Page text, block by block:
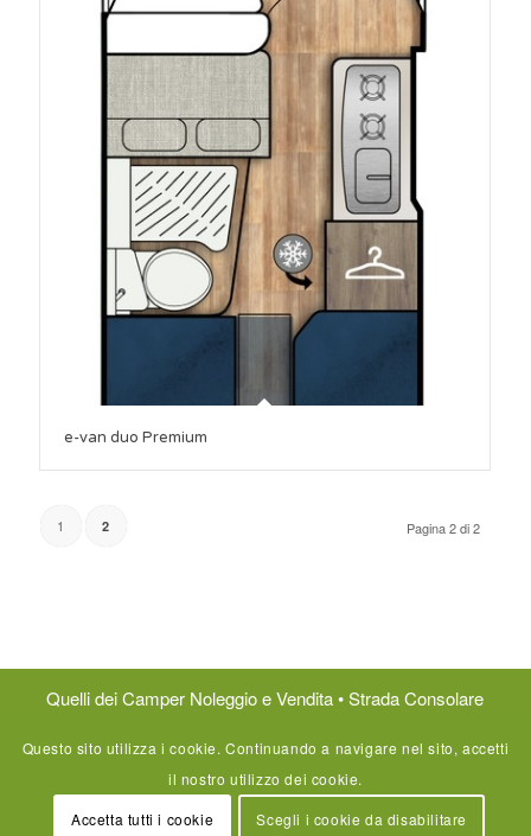
e-van duo Premium
Pagina 2 di 2
1 2
Quelli dei Camper Noleggio e Vendita • Strada Consolare
tel/fax+39 0541 751111–info@quellideicamper.it
P.IVA 02435860404 – Cod.Fisc. RBBMSM71L31H294W –Privacy Policy–
Web Agency
Questo sito utilizza i cookie. Continuando a navigare nel sito, accetti
il nostro utilizzo dei cookie.
Accetta tutti i cookie Scegli i cookie da disabilitare